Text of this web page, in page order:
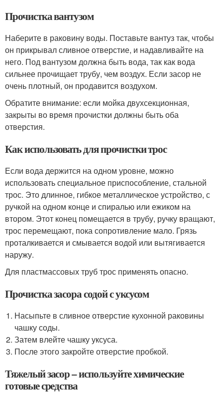
Прочистка вантузом
Наберите в раковину воды. Поставьте вантуз так, чтобы
он прикрывал сливное отверстие, и надавливайте на
него. Под вантузом должна быть вода, так как вода
сильнее прочищает трубу, чем воздух. Если засор не
очень плотный, он продавится воздухом.
Обратите внимание: если мойка двухсекционная,
закрыты во время прочистки должны быть оба
отверстия.
Как использовать для прочистки трос
Если вода держится на одном уровне, можно
использовать специальное приспособление, стальной
трос. Это длинное, гибкое металлическое устройство, с
ручкой на одном конце и спиралью или ежиком на
втором. Этот конец помещается в трубу, ручку вращают,
трос перемещают, пока сопротивление мало. Грязь
проталкивается и смывается водой или вытягивается
наружу.
Для пластмассовых труб трос применять опасно.
Прочистка засора содой с уксусом
Насыпьте в сливное отверстие кухонной раковины
чашку соды.
Затем влейте чашку уксуса.
После этого закройте отверстие пробкой.
Тяжелый засор – используйте химические
готовые средства